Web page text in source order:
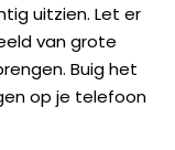
uitzien. Let er
van grote
Buig het
op je telefoon